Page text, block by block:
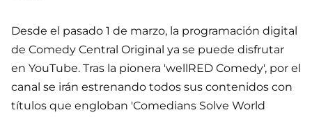
Desde el pasado 1 de marzo, la programación digital
de Comedy Central Original ya se puede disfrutar
en YouTube. Tras la pionera 'wellRED Comedy', por el
canal se irán estrenando todos sus contenidos con
títulos que engloban 'Comedians Solve World